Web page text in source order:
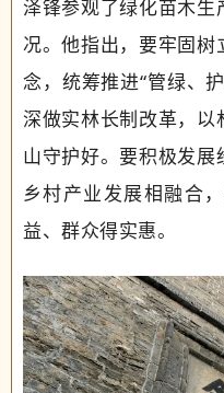
泽锋参观了绿化苗木
况。他指出，要牢固树
念，统筹推进“管绿、
深做实林长制改革，以
山守护好。要积极发展
乡村产业发展相融合
益、群众得实惠。